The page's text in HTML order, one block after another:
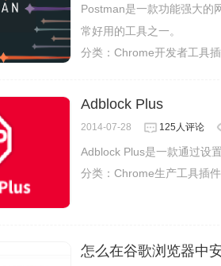
Postman是一款功能强大的
常好用的工具之一。
分类： Chrome开发者工具
Adblock Plus
2014-07-28 125人评论
Adblock Plus是一款通过设
分类： Chrome生产工具插件
怎么在谷歌浏览器中